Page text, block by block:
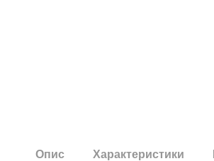
Опис Характеристики